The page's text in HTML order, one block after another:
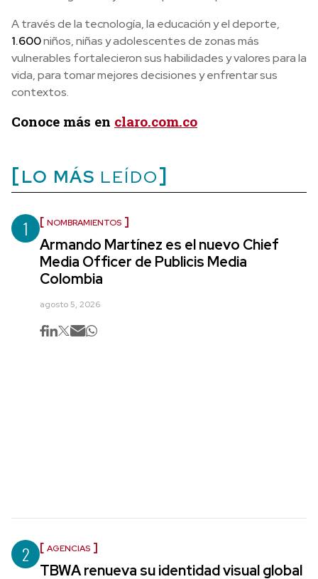
A través de la tecnología, la educación y el deporte,
1.600niños, niñas y adolescentes de zonas más
vulnerables fortalecieron sus habilidades y valores para la
vida, para tomar mejores decisiones y enfrentar sus
contextos.
Conoce más en claro.com.co
LO MÁS LEÍDO
1 NOMBRAMIENTOS
Armando Martínez es el nuevo Chief
Media Officer de Publicis Media
Colombia
agosto 5, 2026
2 AGENCIAS
TBWA renueva su identidad visual global